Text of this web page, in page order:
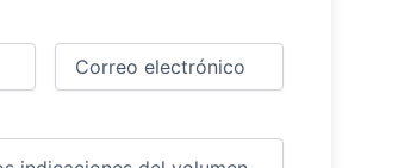
Correo
electrónico (Obligatorio)